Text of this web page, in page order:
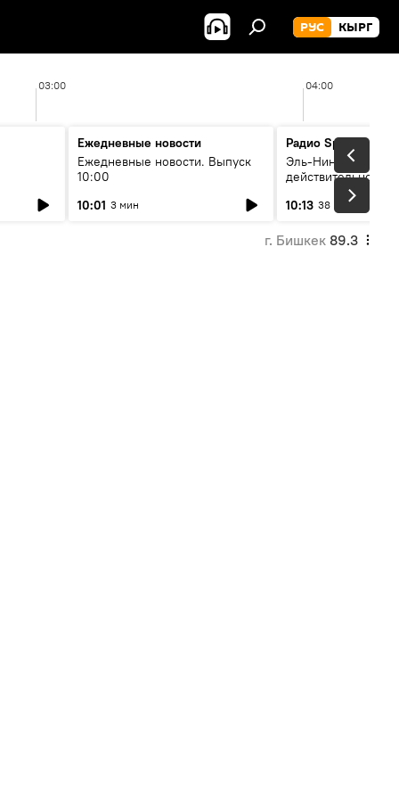
РУС КЫРГ
03:00 04:00
Ежедневные новости
Ежедневные новости. Выпуск
10:00
10:01 3 мин
Радио Sputnik
Эль-Ниньо, жара и
действительно
погоду в
10:13 38 мин
г. Бишкек 89.3